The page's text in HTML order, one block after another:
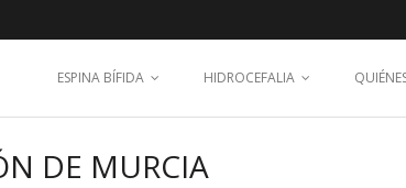
ESPINA BÍFIDA HIDROCEFALIA
DE MURCIA